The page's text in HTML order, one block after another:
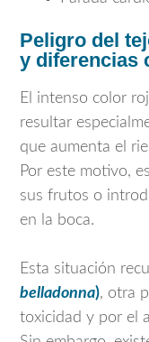
Peligro del
y diferencias
El intenso color
resultar
que aumenta el
Por este motivo,
sus frutos o
en la boca.
Esta situación
belladonna), otra
toxicidad y por el